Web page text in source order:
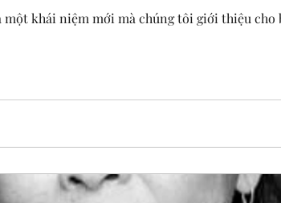
khái niệm mới mà chúng tôi giới thiệu cho